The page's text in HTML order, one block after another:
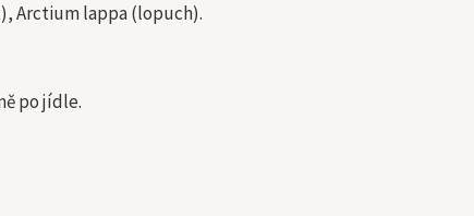
Arctium lappa (lopuch).
po jídle.